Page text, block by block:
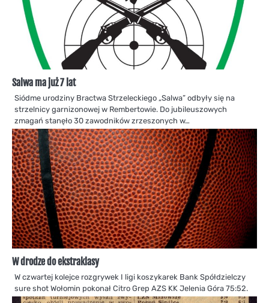
Salwa ma już 7 lat
Siódme urodziny Bractwa Strzeleckiego „Salwa” odbyły się na
strzelnicy garnizonowej w Rembertowie. Do jubileuszowych
zmagań stanęło 30 zawodników zrzeszonych w…
W drodze do ekstraklasy
W czwartej kolejce rozgrywek I ligi koszykarek Bank Spółdzielczy
sure shot Wołomin pokonał Citro Grep AZS KK Jelenia Góra 75:52.